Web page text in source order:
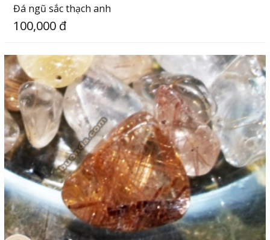
Đá ngũ sắc thạch anh
100,000 đ